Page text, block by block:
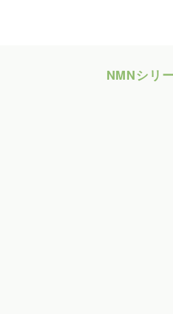
NMNシリ